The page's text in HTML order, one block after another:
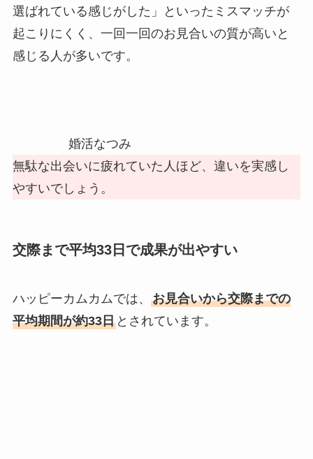
選ばれている感じがした」といったミスマッチが
起こりにくく、一回一回のお見合いの質が高いと
感じる人が多いです。
婚活なつみ
無駄な出会いに疲れていた人ほど、違いを実感し
やすいでしょう。
交際まで平均33日で成果が出やすい
ハッピーカムカムでは、 お見合いから交際までの
平均期間が約33日とされています。